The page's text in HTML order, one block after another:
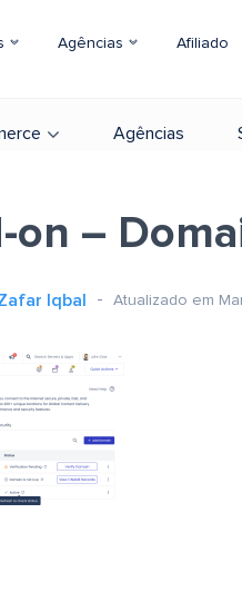
Agências Afiliado
Agências
on –
Iqbal Atualizado em